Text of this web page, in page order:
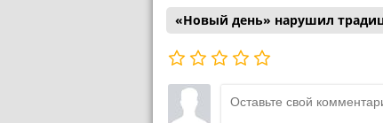
«Новый день» нарушил